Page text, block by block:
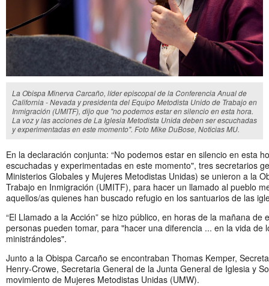
La Obispa Minerva Carcaño, líder episcopal de la Conferencia Anual de
California - Nevada y presidenta del Equipo Metodista Unido de Trabajo en
Inmigración (UMITF), dijo que "no podemos estar en silencio en esta hora.
La voz y las acciones de La Iglesia Metodista Unida deben ser escuchadas
y experimentadas en este momento". Foto Mike DuBose, Noticias MU.
En la declaración conjunta: “No podemos estar en silencio en esta
escuchadas y experimentadas en este momento", tres secretarios
Ministerios Globales y Mujeres Metodistas Unidas) se unieron a la
Trabajo en Inmigración (UMITF), para hacer un llamado al pueblo
aquellos/as quienes han buscado refugio en los santuarios de las
“El Llamado a la Acción” se hizo público, en horas de la mañana
personas pueden tomar, para "hacer una diferencia ... en la vida
ministrándoles".
Junto a la Obispa Carcaño se encontraban Thomas Kemper,
Henry-Crowe, Secretaria General de la Junta General de Iglesia y
movimiento de Mujeres Metodistas Unidas (UMW).